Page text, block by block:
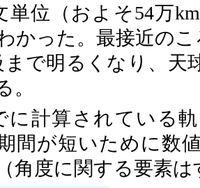
単位（およそ54万
かった。最接近のこ
まで明るくなり、天
。
に計算されている
間が短いために数
角度に関する要素は